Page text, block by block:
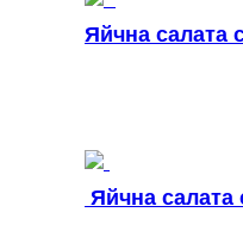
Яйчна салата
Яйчна